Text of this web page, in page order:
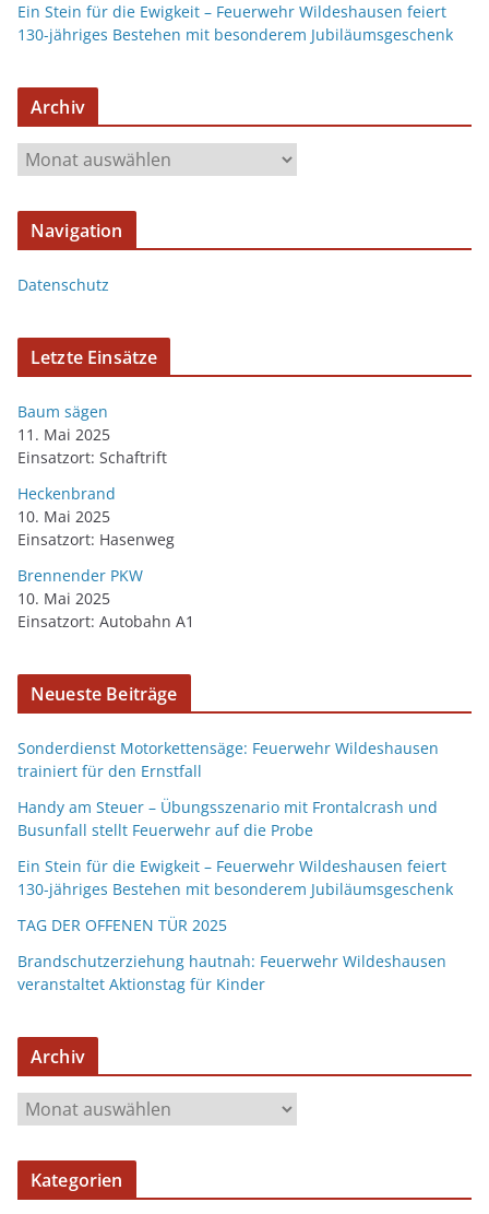
Ein Stein für die Ewigkeit – Feuerwehr Wildeshausen feiert
130-jähriges Bestehen mit besonderem Jubiläumsgeschenk
Archiv
Navigation
Datenschutz
Letzte Einsätze
Baum sägen
11. Mai 2025
Einsatzort: Schaftrift
Heckenbrand
10. Mai 2025
Einsatzort: Hasenweg
Brennender PKW
10. Mai 2025
Einsatzort: Autobahn A1
Neueste Beiträge
Sonderdienst Motorkettensäge: Feuerwehr Wildeshausen
trainiert für den Ernstfall
Handy am Steuer – Übungsszenario mit Frontalcrash und
Busunfall stellt Feuerwehr auf die Probe
Ein Stein für die Ewigkeit – Feuerwehr Wildeshausen feiert
130-jähriges Bestehen mit besonderem Jubiläumsgeschenk
TAG DER OFFENEN TÜR 2025
Brandschutzerziehung hautnah: Feuerwehr Wildeshausen
veranstaltet Aktionstag für Kinder
Archiv
Kategorien